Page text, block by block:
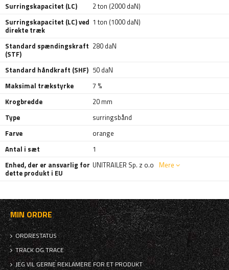
Surringskapacitet (LC)
2 ton (2000 daN)
Surringskapacitet (LC) ved
direkte træk
1 ton (1000 daN)
Standard spændingskraft
(STF)
280 daN
Standard håndkraft (SHF) 50 daN
Maksimal trækstyrke
7 %
Krogbredde
20 mm
Type
surringsbånd
Farve
orange
Antal i sæt
1
Enhed, der er ansvarlig for
dette produkt i EU
UNITRAILER Sp. z o.o Mere
MIN ORDRE
ORDRESTATUS
TRACK OG TRACE
JEG VIL GERNE REKLAMERE FOR ET PRODUKT